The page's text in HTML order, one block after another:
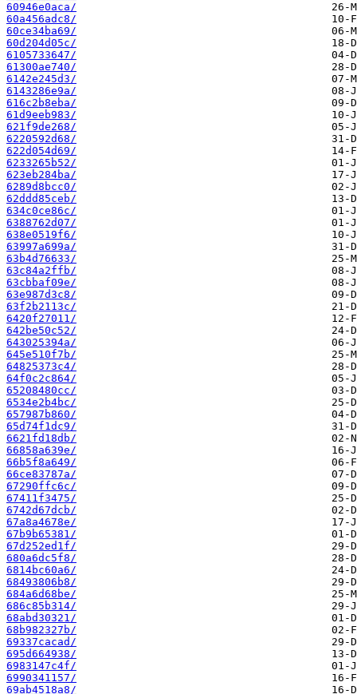
60946e0aca/
60a456adc8/
60ce34ba69/
60d204d05c/
6105733647/
61300ae740/
6142e245d3/
6143286e9a/
616c2b8eba/
61d9eeb983/
621f9de268/
6220592d68/
622d054d69/
6233265b52/
623eb284ba/
6289d8bcc0/
62ddd85ceb/
634c0ce86c/
6388762d07/
638e0519f6/
63997a699a/
63b4d76633/
63c84a2ffb/
63cbbaf09e/
63e987d3c8/
63f2b2113c/
6420f27011/
642be50c52/
643025394a/
645e510f7b/
64825373c4/
64f0c2c864/
65208480cc/
6534e2b4bc/
657987b860/
65d74f1dc9/
6621fd18db/
66858a639e/
66b5f8a649/
66ce83787a/
67290ffc6c/
67411f3475/
6742d67dcb/
67a8a4678e/
67b9b65381/
67d252ed1f/
680a6dc5f8/
6814bc60a6/
68493806b8/
684a6d68be/
686c85b314/
68abd30321/
68b982327b/
69337cacad/
695d664938/
6983147c4f/
6990341157/
69ab4518a8/